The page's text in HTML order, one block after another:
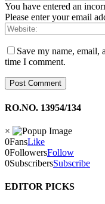
You have entered an
Please enter your email
Save my name, email,
time I comment.
RO.NO. 13954/134
×
0FansLike
0FollowersFollow
0SubscribersSubscribe
EDITOR PICKS